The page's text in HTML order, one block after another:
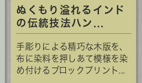
ぬくもり溢れるインド
の伝統技法ハン...
手彫りによる精巧な木版を、
布に染料を押しあて模様を染
め付けるブロックプリント...